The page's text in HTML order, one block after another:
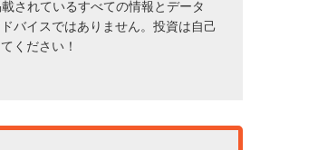
されているすべての情報とデータ
バイスではありません。投資は自己
ください！